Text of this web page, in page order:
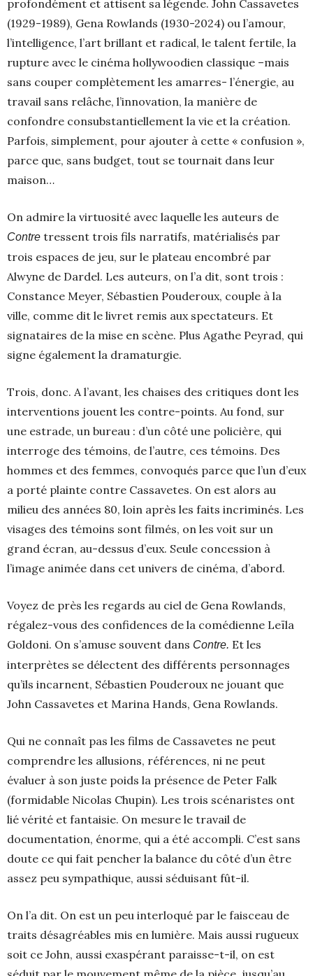
profondément et attisent sa légende. John Cassavetes
(1929-1989), Gena Rowlands (1930-2024) ou l’amour,
l’intelligence, l’art brillant et radical, le talent fertile, la
rupture avec le cinéma hollywoodien classique –mais
sans couper complètement les amarres- l’énergie, au
travail sans relâche, l’innovation, la manière de
confondre consubstantiellement la vie et la création.
Parfois, simplement, pour ajouter à cette « confusion »,
parce que, sans budget, tout se tournait dans leur
maison…
On admire la virtuosité avec laquelle les auteurs de
Contre tressent trois fils narratifs, matérialisés par
trois espaces de jeu, sur le plateau encombré par
Alwyne de Dardel. Les auteurs, on l’a dit, sont trois :
Constance Meyer, Sébastien Pouderoux, couple à la
ville, comme dit le livret remis aux spectateurs. Et
signataires de la mise en scène. Plus Agathe Peyrad, qui
signe également la dramaturgie.
Trois, donc. A l’avant, les chaises des critiques dont les
interventions jouent les contre-points. Au fond, sur
une estrade, un bureau : d’un côté une policière, qui
interroge des témoins, de l’autre, ces témoins. Des
hommes et des femmes, convoqués parce que l’un d’eux
a porté plainte contre Cassavetes. On est alors au
milieu des années 80, loin après les faits incriminés. Les
visages des témoins sont filmés, on les voit sur un
grand écran, au-dessus d’eux. Seule concession à
l’image animée dans cet univers de cinéma, d’abord.
Voyez de près les regards au ciel de Gena Rowlands,
régalez-vous des confidences de la comédienne Leïla
Goldoni. On s’amuse souvent dans Contre. Et les
interprètes se délectent des différents personnages
qu’ils incarnent, Sébastien Pouderoux ne jouant que
John Cassavetes et Marina Hands, Gena Rowlands.
Qui ne connaît pas les films de Cassavetes ne peut
comprendre les allusions, références, ni ne peut
évaluer à son juste poids la présence de Peter Falk
(formidable Nicolas Chupin). Les trois scénaristes ont
lié vérité et fantaisie. On mesure le travail de
documentation, énorme, qui a été accompli. C’est sans
doute ce qui fait pencher la balance du côté d’un être
assez peu sympathique, aussi séduisant fût-il.
On l’a dit. On est un peu interloqué par le faisceau de
traits désagréables mis en lumière. Mais aussi rugueux
soit ce John, aussi exaspérant paraisse-t-il, on est